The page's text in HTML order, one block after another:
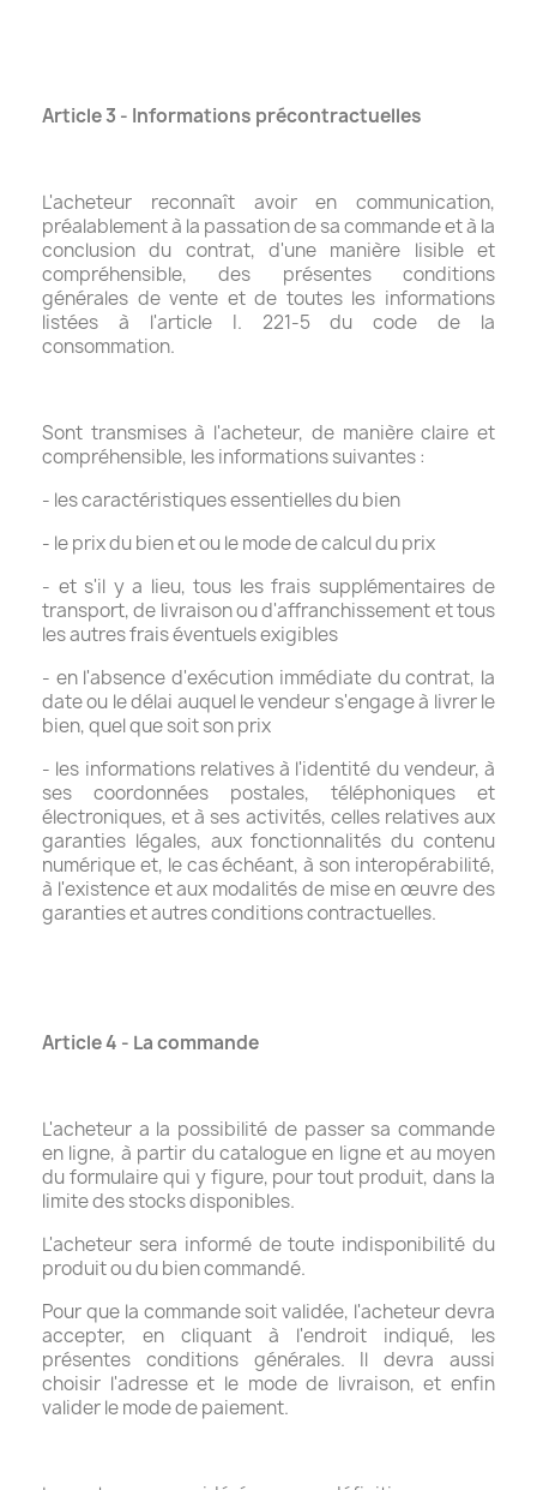
Article 3 - Informations précontractuelles
L'acheteur reconnaît avoir en communication,
préalablement à la passation de sa commande et à la
conclusion du contrat, d'une manière lisible et
compréhensible, des présentes conditions
générales de vente et de toutes les informations
listées à l'article I. 221-5 du code de la
consommation.
Sont transmises à l'acheteur, de manière claire et
compréhensible, les informations suivantes :
- les caractéristiques essentielles du bien
- le prix du bien et ou le mode de calcul du prix
- et s'il y a lieu, tous les frais supplémentaires de
transport, de livraison ou d'affranchissement et tous
les autres frais éventuels exigibles
- en l'absence d'exécution immédiate du contrat, la
date ou le délai auquel le vendeur s'engage à livrer le
bien, quel que soit son prix
- les informations relatives à l'identité du vendeur, à
ses coordonnées postales, téléphoniques et
électroniques, et à ses activités, celles relatives aux
garanties légales, aux fonctionnalités du contenu
numérique et, le cas échéant, à son interopérabilité,
à l'existence et aux modalités de mise en œuvre des
garanties et autres conditions contractuelles.
Article 4 - La commande
L'acheteur a la possibilité de passer sa commande
en ligne, à partir du catalogue en ligne et au moyen
du formulaire qui y figure, pour tout produit, dans la
limite des stocks disponibles.
L'acheteur sera informé de toute indisponibilité du
produit ou du bien commandé.
Pour que la commande soit validée, l'acheteur devra
accepter, en cliquant à l'endroit indiqué, les
présentes conditions générales. Il devra aussi
choisir l'adresse et le mode de livraison, et enfin
valider le mode de paiement.